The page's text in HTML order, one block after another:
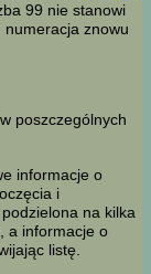
99 nie stanowi
numeracja znowu
poszczególnych
informacje o
i
na kilka
a informacje o
listę.